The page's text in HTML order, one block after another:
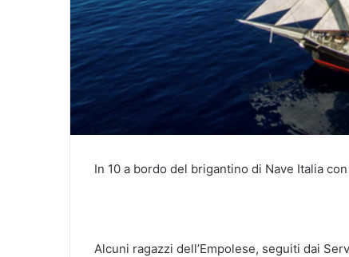
In 10 a bordo del brigantino di Nave Italia
Alcuni ragazzi dell’Empolese, seguiti dai